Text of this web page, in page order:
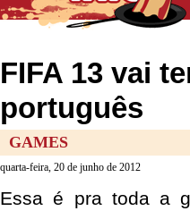
FIFA 13 vai
português
GAMES
quarta-feira, 20 de junho de 2012
Essa é pra toda a